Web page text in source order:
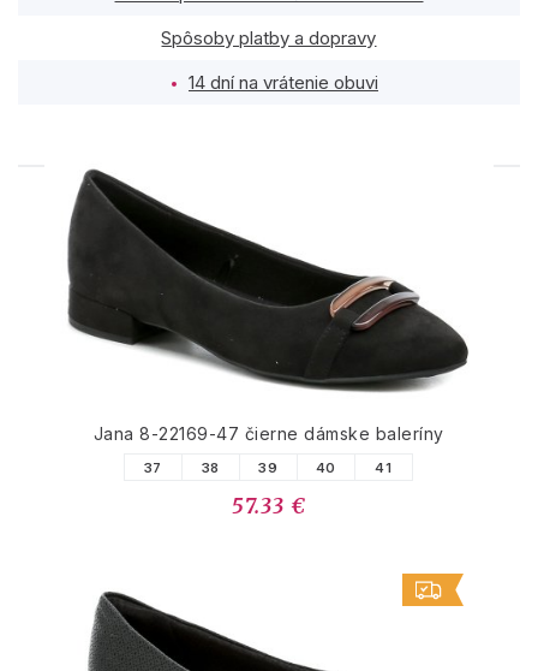
Spôsoby platby a dopravy
14 dní na vrátenie obuvi
PODOBNÉ PRODUKTY
Jana 8-22169-47 čierne dámske baleríny
37 38 39 40 41
57.33 €